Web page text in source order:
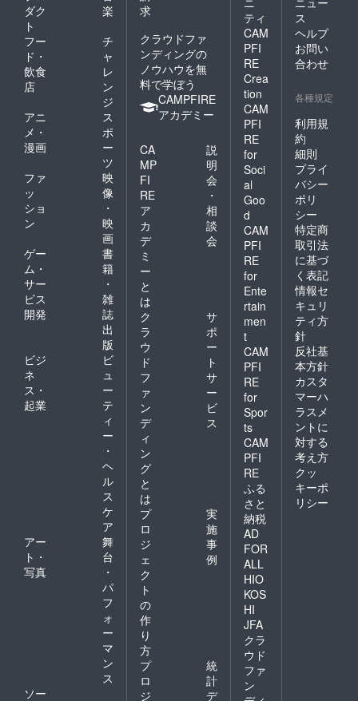
ダク
ト
楽
フー
ド・
飲食
店
チ
ャ
レ
ン
ジ
アニ
メ・
漫画
ス
ポ
ー
ツ
ファ
ッ
ショ
ン
映
像
・
映
画
ゲー
ム・
サー
ビス
開発
書
籍
・
雑
誌
出
版
ビジ
ネ
ス・
起業
ビ
ュ
ー
テ
ィ
ー
・
ヘ
ル
ス
ケ
ア
アー
ト・
写真
舞
台
・
パ
フ
ォ
ー
マ
ン
ス
ソー
求
クラウドファ
ンディングの
ノウハウを無
料で学ぼう
CAMPFIRE
アカデミー
CA
MP
FI
RE
ア
カ
デ
ミ
ー
と
は
説
明
会
・
相
談
会
ク
ラ
ウ
ド
フ
ァ
ン
デ
ィ
ン
グ
と
は
サ
ポ
ー
ト
サ
ー
ビ
ス
プ
ロ
ジ
ェ
ク
ト
の
作
り
方
実
施
事
例
プ
ロ
ジ
統
計
デ
ティ
CAM
PFI
RE
Crea
tion
CAM
PFI
RE
for
Soci
al
Goo
d
CAM
PFI
RE
for
Ente
rtain
men
t
CAM
PFI
RE
for
Spor
ts
CAM
PFI
RE
ふる
さと
納税
AD
FOR
ALL
HIO
KOS
HI
JFA
クラ
ウド
ファ
ン
ス
ヘルプ
お問い
合わせ
各種規定
利用規
約
細則
プライ
バシー
ポリ
シー
特定商
取引法
に基づ
く表記
情報セ
キュリ
ティ方
針
反社基
本方針
カスタ
マーハ
ラスメ
ントに
対する
考え方
クッ
キーポ
リシー